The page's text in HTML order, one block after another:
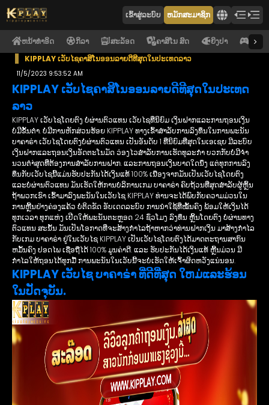
ເຂົ້າ​ສູ່​ລະ​ບົບ ຫມັກສະມາຊິກ
ຫນ້າທໍາອິດ ກິລາ ສະລັອດ ຄາສິໂນ ສົດ ຍິງປາ
ອີ ຄາ
KIPPLAY ເວັບໄຊຄາສິໂນອອນລາຍດີທີສຸດໃນປະເທດລາວ
11/5/2023 9:53:52 AM
KIPPLAY ເວັບໄຊຄາສິໂນອອນລາຍດີທີສຸດໃນປະເທດ
ລາວ
KIPPLAY ເວັບໄຊໂດຍຕົງ ບໍ່ຜ່ານຕົວແທນ ເວັບໄຊທີ່ນິຍົມ ເງິນຝາກແລະການຖອນເງິນ
ບໍ່ມີຂັ້ນຕຳ. ບໍ່ມີການຫັກສ່ວນຮ້ອຍ KIPPLAY ທາງເຂົ້າສໍາລັບການລົງທຶນໃນການພະນັນ
ບາຄາຣ່າ ເວັບໄຊໂດຍຕົງບໍ່ຜ່ານຕົວແທນ ເປັນອັນດັບ 1 ທີ່ນິຍົມທີ່ສຸດໃນເອເຊຍ ມີລະບົບ
ເງິນຝາກແລະຖອນເງິນອັດຕະໂນມັດ ວ່ອງໄວສໍາລັບການເຮັດທຸລະກໍາ ບວກກັບບໍ່ມີຈໍາ
ນວນຕໍາ່ສຸດທີ່ຕ້ອງການສໍາລັບການຝາກ. ແລະການຖອນເງິນບາດໃດນຶ່ງ ແຕ່ທຸກການລົງ
ທຶນກັບເວັບໄຊນີ້ແມ່ນຮັບປະກັນໄດ້ເງິນແທ້ 100% ເນື່ອງຈາກມັນເປັນເວັບໄຊໂດຍຕົງ
ແລະບໍ່ຜ່ານຕົວແທນ ມັນເຮັດໃຫ້ການບໍລິການເກມ ບາຄາຣ່າ ຄົບຖ້ວນທີ່ສຸດສໍາລັບຜູ້ຫຼິ້ນ
ຖ້າພວກເຂົາ ເຂົ້າມາລົງພະນັນໃນເວັບໄຊ KIPPLAY ທ່ານຈະໄດ້ພົບກັບຄວາມມ່ວນໃນ
ການຫຼີ້ນຢ່າງຄ່ອງແຄ້ວ ບໍ່ຕິດຂັດ ອັບເດດລະບົບ ການນຳໃຊ້ທີ່ໝັ້ນຄົງ ພ້ອມໃຫ້ເງິນໄດ້
ທຸກເວລາ ທຸກແຫ່ງ ເປີດໃຫ້ພະນັນຕະຫຼອດ 24 ຊົ່ວໂມງ ລົງທຶນ ຫຼິ້ນໂດຍຕົງ ບໍ່ຜ່ານທາງ
ຕົວແທນ ສະນັ້ນ ມັນເປັນໂອກາດທີ່ຈະສ້າງກໍາໄລຖ້າຫາກວ່າທ່ານຝາກເງິນ ມາສ້າງກໍາໄລ
ກັບເກມ ບາຄາຣ່າ ຢູ່ໃນເວັບໄຊ KIPPLAY ເປັນເວັບໄຊໂດຍຕົງໄດ້ມາດຕະຖານສາກົນ
ຫມັ້ນຄົງ ປອດໄພ ເຊື່ອຖືໄດ້ 100% ມູນຄ່າດີ. ແລະ ຮັບປະກັນໄດ້ເງິນແທ້ ຫຼີ້ນມ່ວນ ມີ
ກຳໄລໃຫ້ຖອນໄດ້ທຸກມື້ ການພະນັນໃນເວັບນີ້ຈະບໍ່ເຮັດໃຫ້ເຈົ້າຜິດຫວັງແນ່ນອນ.
KIPPLAY ເວັບໄຊ ບາຄາຣ່າ ທີ່ດີທີ່ສຸດ ໃຫມ່ແລະຮ້ອນ
ໃນປັດຈຸບັນ.